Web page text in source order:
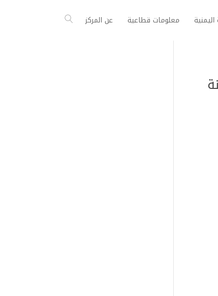
معلومات قطاعية عن المركز
(25) لسنة